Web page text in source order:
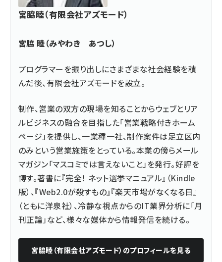
宮脇睦（有限会社アズモード）
宮脇 睦（みやわき あつし）
プログラマーを振り出しにさまざまな社会経験を積
んだ後、有限会社アズモードを設立。
制作、営業の双方の現場を知ることからウェブとリア
ルビジネスの融合を目指した「営業戦略付きホーム
ページ」を提供し、一業種一社、制作案件は足立区内
のみという営業施策をとっている。本業の傍らメール
マガジン「マスコミでは言えないこと」を発行。好評を
博す。著書に『完全！ ネット選挙マニュアル』（Kindle
版）、『Web2.0が殺すもの』『楽天市場がなくなる日』
（ともに洋泉社）、冷静な視点からのIT業界分析に「月
刊正論」など、様々な媒体から情報発信を続ける。
宮脇睦（有限会社アズモード） のプロフィールを見る